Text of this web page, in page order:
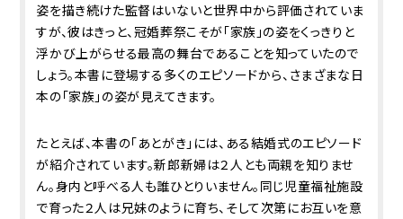
姿を描き続けた監督はいないと世界中から評価されていま
すが、彼はきっと、冠婚葬祭こそが「家族」の姿をくっきりと
浮かび上がらせる最高の舞台であることを知っていたので
しょう。本書に登場する多くのエピソードから、さまざまな日
本の「家族」の姿が見えてきます。
たとえば、本書の「あとがき」には、ある結婚式のエピソード
が紹介されています。新郎新婦は２人とも両親を知りませ
ん。身内と呼べる人も誰ひとりいません。同じ児童福祉施設
で育った２人は兄妹のように育ち、そして次第にお互いを意